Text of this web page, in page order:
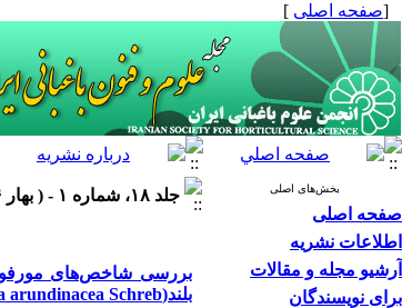
[صفحه اصلی ]
بخش‌های اصلی
صفحه اصلی
اطلاعات نشریه
آرشیو مجله و مقالات
برای نویسندگان
جلد ۱۸، شماره ۱ - ( بهار ۱۳۹۶ )
بلند(Festuca arundinacea Schreb.) و آمیخته بذری آن‌‌ها در شرایط تنش خشکی